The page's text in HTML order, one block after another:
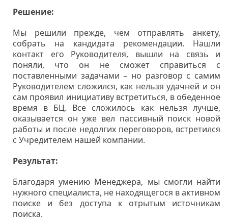
Решение:
Мы решили прежде, чем отправлять анкету,
собрать на кандидата рекомендации. Нашли
контакт его Руководителя, вышли на связь и
поняли, что он не сможет справиться с
поставленными задачами – но разговор с самим
Руководителем сложился, как нельзя удачней и он
сам проявил инициативу встретиться, в обеденное
время в БЦ. Все сложилось как нельзя лучше,
оказывается он уже вел пассивный поиск новой
работы и после недолгих переговоров, встретился
с Учредителем нашей компании.
Результат:
Благодаря умению Менеджера, мы смогли найти
нужного специалиста, не находящегося в активном
поиске и без доступа к отрытым источникам
поиска.